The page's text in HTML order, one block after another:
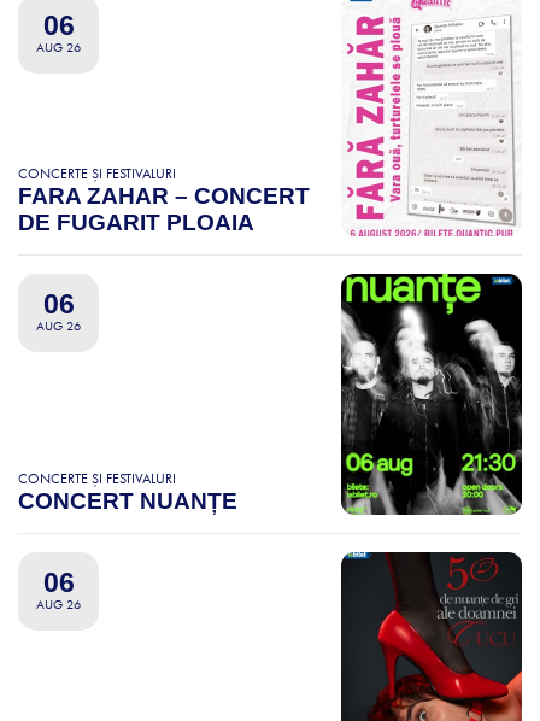
06
AUG 26
CONCERTE ȘI FESTIVALURI
FARA ZAHAR – CONCERT
DE FUGARIT PLOAIA
06
AUG 26
CONCERTE ȘI FESTIVALURI
CONCERT NUANȚE
06
AUG 26